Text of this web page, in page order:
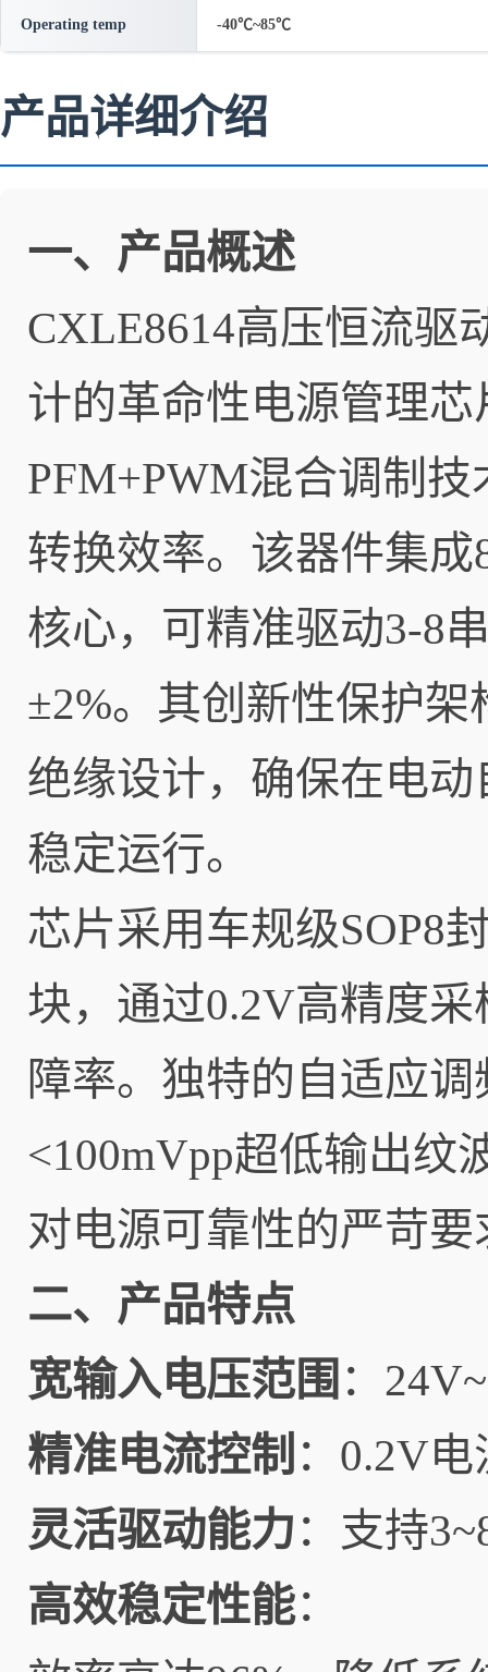
Operating temp -40℃~85℃
产品详细介绍
一、产品概述
CXLE8614高压恒流驱
计的革命性电源管理
PFM+PWM混合调制
转换效率。该器件集
核心，可精准驱动3-8
±2%。其创新性保护架
绝缘设计，确保在电
稳定运行。
芯片采用车规级SOP8
块，通过0.2V高精度
障率。独特的自适应
<100mVpp超低输出纹
对电源可靠性的严苛要
二、产品特点
宽输入电压范围 ：
精准电流控制 ：0.2V
灵活驱动能力：支持
高效稳定性能：